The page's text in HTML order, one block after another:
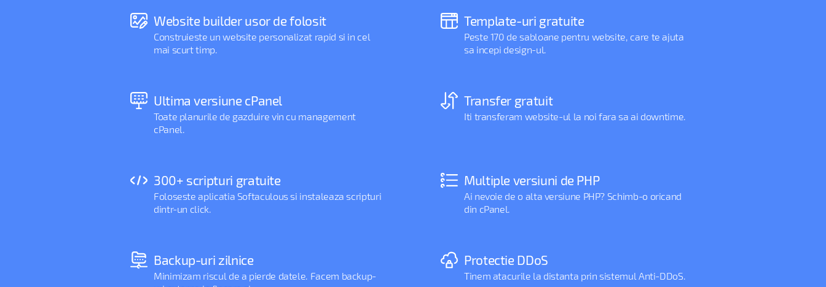
Website builder usor de folosit
Construieste un website personalizat rapid si in cel
mai scurt timp.
Template-uri gratuite
Peste 170 de sabloane pentru website, care te ajuta
sa incepi design-ul.
Transfer gratuit
Iti transferam website-ul la noi fara sa ai downtime.
Ultima versiune cPanel
Toate planurile de gazduire vin cu management
cPanel.
300+ scripturi gratuite
Foloseste aplicatia Softaculous si instaleaza scripturi
dintr-un click.
Multiple versiuni de PHP
Ai nevoie de o alta versiune PHP? Schimb-o oricand
din cPanel.
Protectie DDoS
Tinem atacurile la distanta prin sistemul Anti-DDoS.
Backup-uri zilnice
Minimizam riscul de a pierde datele. Facem backup-